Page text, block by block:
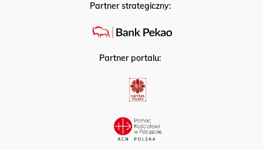
Partner strategiczny:
Partner portalu: